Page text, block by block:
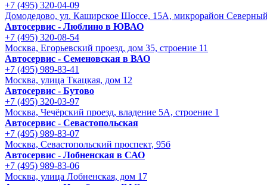
+7 (495) 320-04-09
Домодедово, ул. Каширское Шоссе, 15А, микрорайон
Автосервис - Люблино в ЮВАО
+7 (495) 320-08-54
Москва, Егорьевский проезд, дом 35, строение 11
Автосервис - Семеновская в ВАО
+7 (495) 989-83-41
Москва, улица Ткацкая, дом 12
Автосервис - Бутово
+7 (495) 320-03-97
Москва, Чечёрский проезд, владение 5А, строение 1
Автосервис - Cевастопольская
+7 (495) 989-83-07
Москва, Севастопольский проспект, 95б
Автосервис - Лобненская в САО
+7 (495) 989-83-06
Москва, улица Лобненская, дом 17